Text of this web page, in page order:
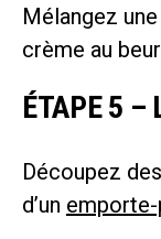
Mélangez
crème au
ÉTAPE 5 –
Découpez
d’un